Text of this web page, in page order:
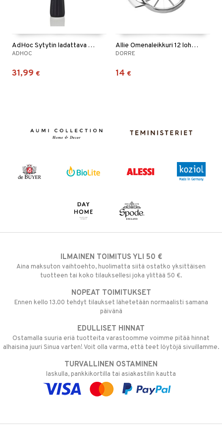
AdHoc Sytytin ladattava ARC
ADHOC
31,99 €
Allie Omenaleikkuri 12 lohkoa
DORRE
14 €
ILMAINEN TOIMITUS YLI 50 €
Aina maksuton vaihtoehto, huolimatta siitä ostatko yksittäisen
tuotteen tai koko tilauksellesi joka ylittää 50 €.
NOPEAT TOIMITUKSET
Ennen kello 13.00 tehdyt tilaukset lähetetään normaalisti samana
päivänä
EDULLISET HINNAT
Ostamalla suuria eriä tuotteita varastoomme voimme pitää hinnat
alhaisina juuri Sinua varten! Voit olla varma, että teet löytöjä sivuillamme.
TURVALLINEN OSTAMINEN
laskulla, pankkikortilla tai asiakastilin kautta